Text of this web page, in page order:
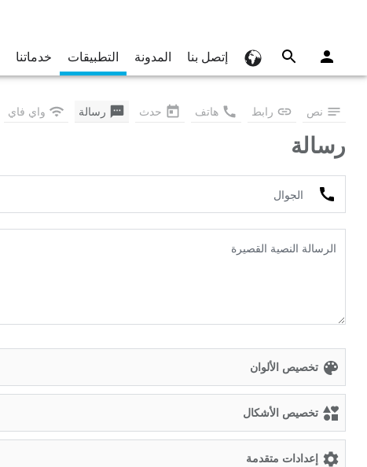
خدماتنا التطبيقات المدونة إتصل بنا
نص رابط هاتف حدث رسالة واي فاي
رسالة
الجوال
الرسالة النصية القصيرة
تخصيص الألوان
تخصيص الأشكال
إعدادات متقدمة